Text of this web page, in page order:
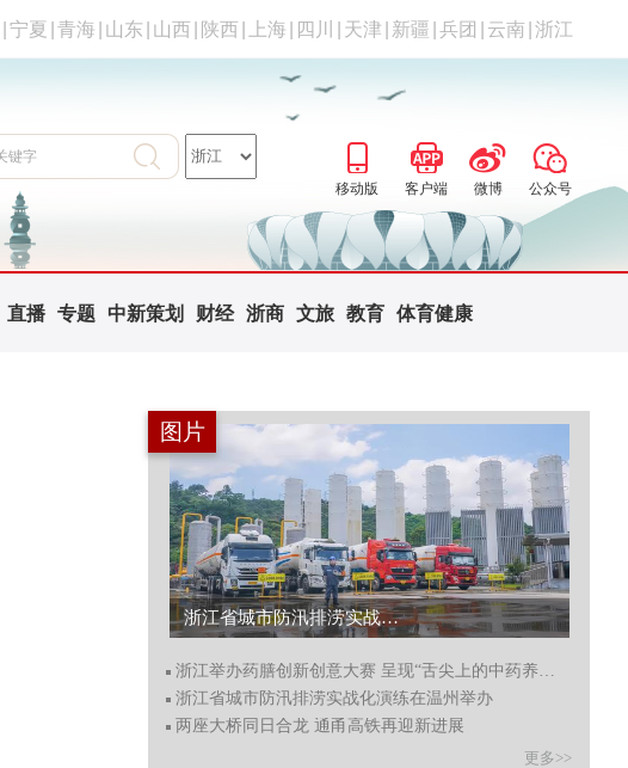
宁夏 青海 山东 山西 陕西 上海 四川 天津 新疆 兵团 云南 浙江
移动版 客户端 微博 公众号
直播 专题 中新策划 财经 浙商 文旅 教育 体育健康
图片
浙江省城市防汛排涝实战化演练在温州举办...
浙江举办药膳创新创意大赛 呈现“舌尖上的中药养生盛宴”
浙江省城市防汛排涝实战化演练在温州举办
两座大桥同日合龙 通甬高铁再迎新进展
更多>>